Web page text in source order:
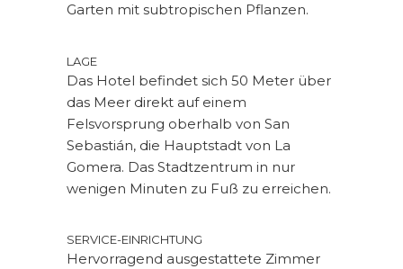
Garten mit subtropischen Pflanzen.
LAGE
Das Hotel befindet sich 50 Meter über
das Meer direkt auf einem
Felsvorsprung oberhalb von San
Sebastián, die Hauptstadt von La
Gomera. Das Stadtzentrum in nur
wenigen Minuten zu Fuß zu erreichen.
SERVICE-EINRICHTUNG
Hervorragend ausgestattete Zimmer